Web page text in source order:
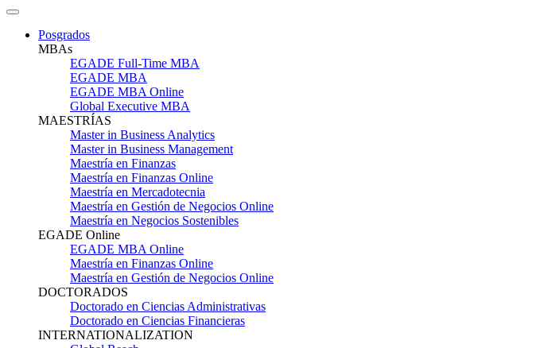
Posgrados
MBAs
EGADE Full-Time MBA
EGADE MBA
EGADE MBA Online
Global Executive MBA
MAESTRÍAS
Master in Business Analytics
Master in Business Management
Maestría en Finanzas
Maestría en Finanzas Online
Maestría en Mercadotecnia
Maestría en Gestión de Negocios Online
Maestría en Negocios Sostenibles
EGADE Online
EGADE MBA Online
Maestría en Finanzas Online
Maestría en Gestión de Negocios Online
DOCTORADOS
Doctorado en Ciencias Administrativas
Doctorado en Ciencias Financieras
INTERNATIONALIZATION